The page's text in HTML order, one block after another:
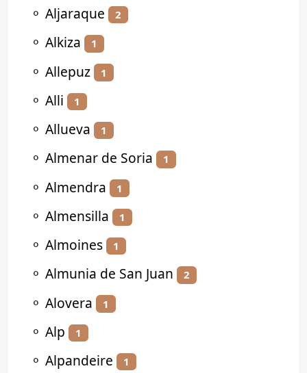
⚬ Aljaraque 2
⚬ Alkiza 1
⚬ Allepuz 1
⚬ Alli 1
⚬ Allueva 1
⚬ Almenar de Soria 1
⚬ Almendra 1
⚬ Almensilla 1
⚬ Almoines 1
⚬ Almunia de San Juan 2
⚬ Alovera 1
⚬ Alp 1
⚬ Alpandeire 1